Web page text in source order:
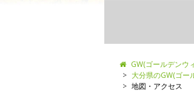
GW(ゴールデンウ
大分県のGW(ゴー
地図・アクセス